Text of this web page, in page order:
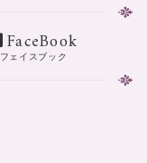
FaceBook
フェイスブック